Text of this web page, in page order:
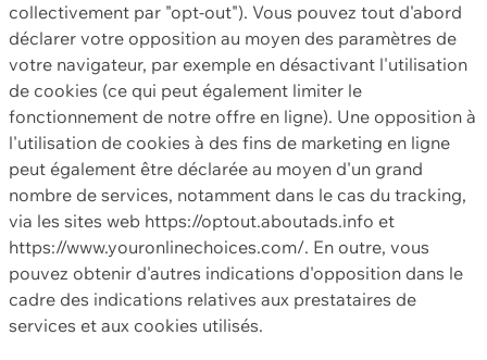
collectivement par "opt-out"). Vous pouvez tout d'abord
déclarer votre opposition au moyen des paramètres de
votre navigateur, par exemple en désactivant l'utilisation
de cookies (ce qui peut également limiter le
fonctionnement de notre offre en ligne). Une opposition à
l'utilisation de cookies à des fins de marketing en ligne
peut également être déclarée au moyen d'un grand
nombre de services, notamment dans le cas du tracking,
via les sites web https://optout.aboutads.info et
https://www.youronlinechoices.com/. En outre, vous
pouvez obtenir d'autres indications d'opposition dans le
cadre des indications relatives aux prestataires de
services et aux cookies utilisés.